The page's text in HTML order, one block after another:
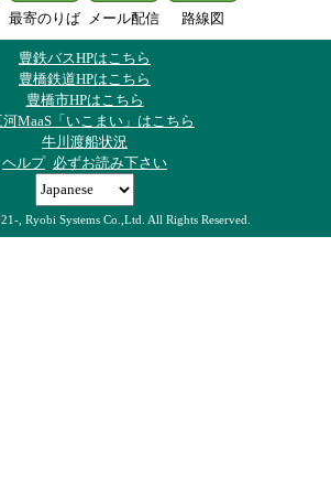
最寄のりば メール配信 路線図
豊鉄バスHPはこちら
豊橋鉄道HPはこちら
豊橋市HPはこちら
MaaS「いこまい」はこちら
牛川渡船状況
ヘルプ 必ずお読み下さい
, Ryobi Systems Co.,Ltd. All Rights Reserved.